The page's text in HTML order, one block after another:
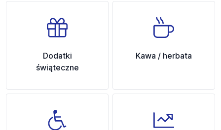
Dodatki
świąteczne
Kawa / herbata